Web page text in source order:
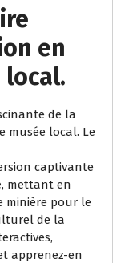
en
de la
musée local. Le
captivante
mettant en
minière pour le
de la
apprenez-en